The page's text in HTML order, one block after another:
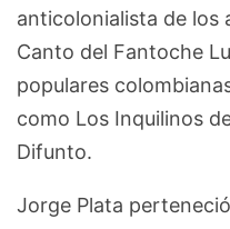
anticolonialista de los
Canto del Fantoche
populares
como Los Inquilinos
Difunto.
Jorge Plata